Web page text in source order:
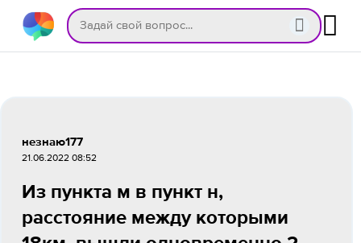
незнаю177
21.06.2022 08:52
Из пункта м в пункт н,
расстояние между которыми